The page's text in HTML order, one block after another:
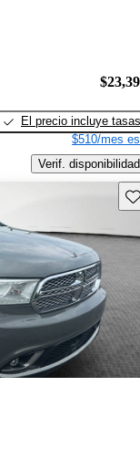
El precio incluye tasas
$510/mes
Verif. disponibilidad